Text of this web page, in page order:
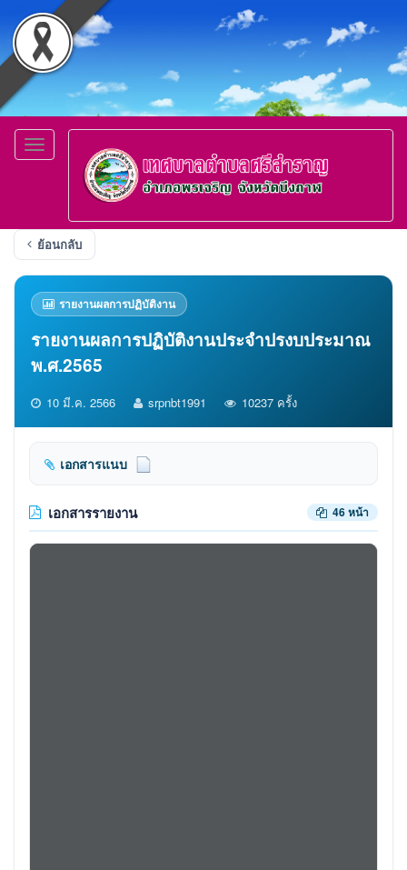
Toggle
navigation
ย้อนกลับ
รายงานผลการปฏิบัติงาน
รายงานผลการปฏิบัติงานประจำปรงบประมาณ
พ.ศ.2565
10 มี.ค. 2566 srpnbt1991 10237 ครั้ง
เอกสารแนบ
เอกสารรายงาน 46 หน้า